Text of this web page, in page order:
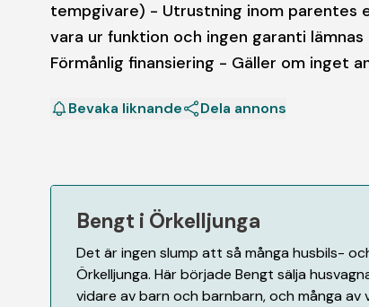
tempgivare) - Utrustning inom parentes
vara ur funktion och ingen garanti
Förmånlig finansiering - Gäller om inget
Bevaka liknande Dela annons
Bengt i Örkelljunga
Det är ingen slump att så många husbils-
Örkelljunga. Här började Bengt sälja
vidare av barn och barnbarn, och många